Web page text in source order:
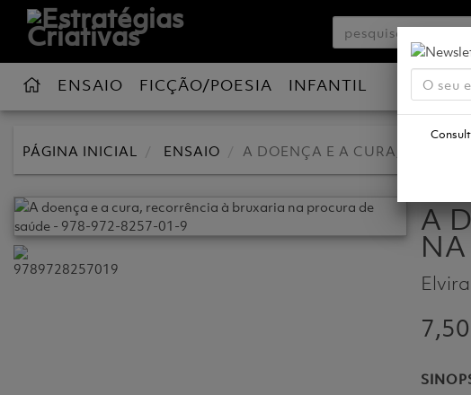
ENSAIO FICÇÃO/POESIA INFANTIL
PÁGINA INICIAL ENSAIO A DOENÇA E A CURA,
A